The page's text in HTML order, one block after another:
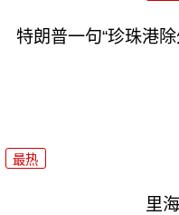
特朗普一句“珍珠港
最热
里